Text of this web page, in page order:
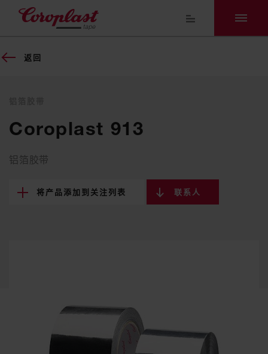
返回
Coroplast 913
铝箔胶带
将产品添加到关注列表 联系人